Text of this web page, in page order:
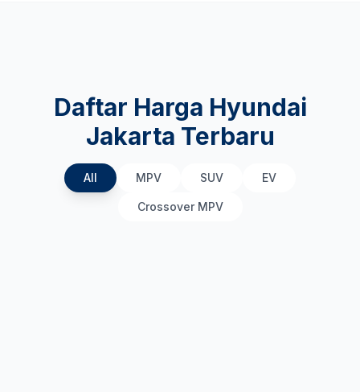
Daftar Harga Hyundai
Jakarta Terbaru
All MPV SUV EV
Crossover MPV